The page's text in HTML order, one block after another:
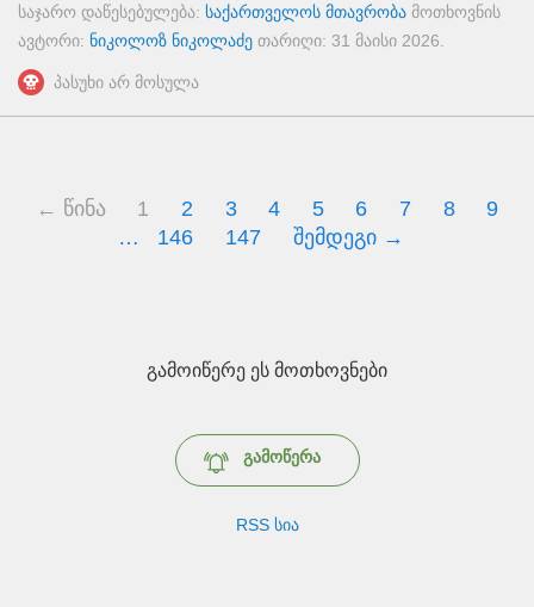
საჯარო დაწესებულება: საქართველოს მთავრობა მოთხოვნის
ავტორი: ნიკოლოზ ნიკოლაძე თარიღი: 31 მაისი 2026
პასუხი არ მოსულა
← წინა 1 2 3 4 5 6 7 8
9
…
146 147 შემდეგი →
გამოიწერე ეს მოთხოვნები
გამოწერა
RSS სია